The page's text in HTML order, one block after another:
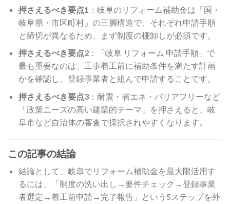
押さえるべき要点1 ：岐阜のリフォーム補助金は「国・
岐阜県・市区町村」の三層構造で、それぞれ申請手順
と締切が異なるため、まず制度の棚卸しが必須です。
押さえるべき要点2：「岐阜 リフォーム 申請手順」で
最も重要なのは、工事着工前に補助条件を満たす計画
かを確認し、登録事業者と組んで申請することです。
押さえるべき要点3：耐震・省エネ・バリアフリーなど
「政策ニーズの高い建築的テーマ」を押さえると、岐
阜市など自治体の審査で採択されやすくなります。
この記事の結論
結論として、岐阜でリフォーム補助金を最大限活用す
るには、「制度の洗い出し→要件チェック→登録事業
者選定→着工前申請→完了報告」という5ステップを外